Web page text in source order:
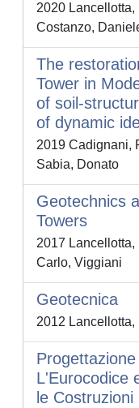
2020 Lancellotta,
Costanzo,
The
Tower in
of soil-
of dynamic
2019 Cadignani,
Sabia, Donato
Geotechnics
Towers
2017 Lancellotta,
Carlo, Viggiani
Geotecnica
2012 Lancellotta,
L'Eurocodice
le Costruzioni